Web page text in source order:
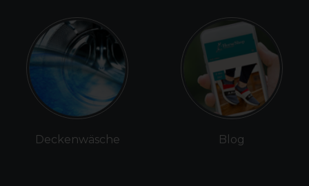
Deckenwäsche Blog